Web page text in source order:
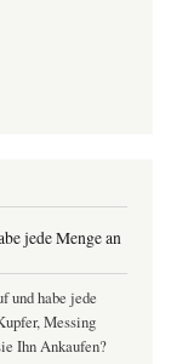
jede Menge an
und habe jede
Messing
Ihn Ankaufen?